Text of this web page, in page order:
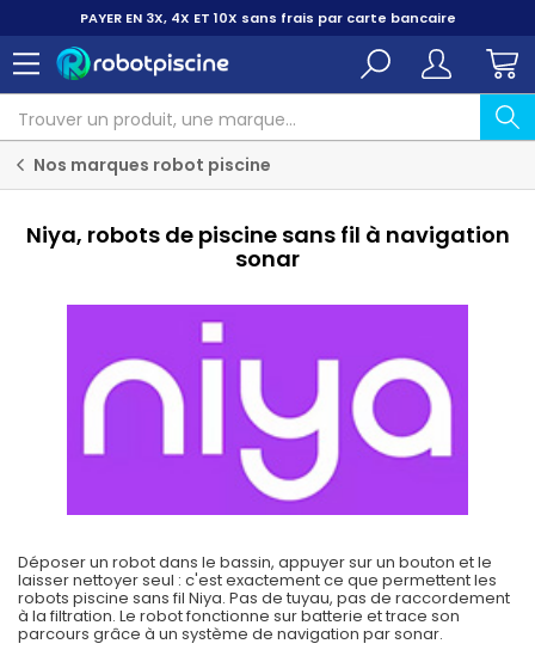
PAYER EN 3X, 4X ET 10X sans frais par carte bancaire
Nos marques robot piscine
Niya, robots de piscine sans fil à navigation
sonar
Déposer un robot dans le bassin, appuyer sur un bouton et le
laisser nettoyer seul : c'est exactement ce que permettent les
robots piscine sans fil Niya. Pas de tuyau, pas de raccordement
à la filtration. Le robot fonctionne sur batterie et trace son
parcours grâce à un système de navigation par sonar.